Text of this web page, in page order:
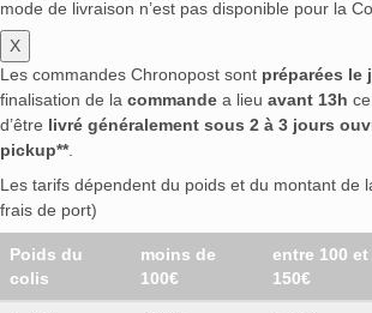
mode de livraison n’est pas disponible pour la
X
Les commandes Chronopost sont préparées le
finalisation de la commande a lieu avant 13h
d’être livré généralement sous 2 à 3 jours
pickup**.
Les tarifs dépendent du poids et du montant de
frais de port)
Poids du
colis
moins de
100€
entre 100 et
150€